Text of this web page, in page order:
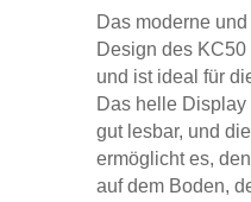
Das moderne
Design des
und ist ideal für
Das helle
gut lesbar, und
ermöglicht es,
auf dem Boden,